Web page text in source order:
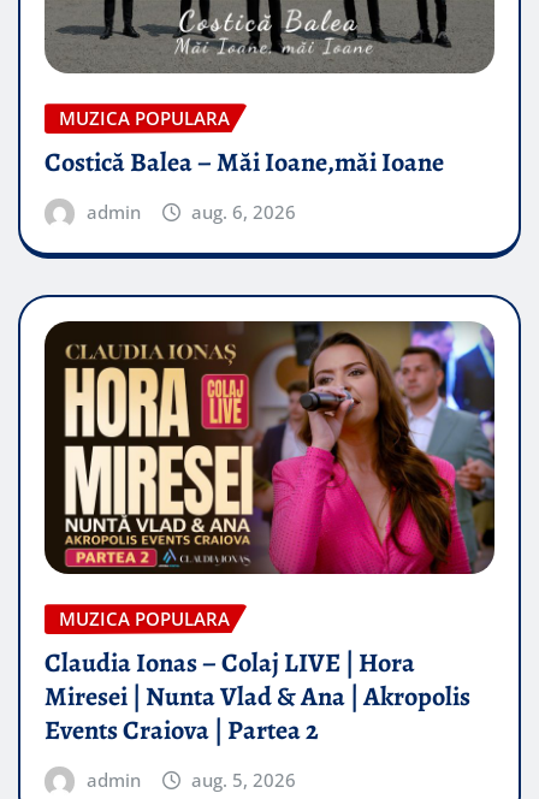
MUZICA POPULARA
Costică Balea – Măi Ioane,măi Ioane
admin aug. 6, 2026
MUZICA POPULARA
Claudia Ionas – Colaj LIVE | Hora
Miresei | Nunta Vlad & Ana | Akropolis
Events Craiova | Partea 2
admin aug. 5, 2026